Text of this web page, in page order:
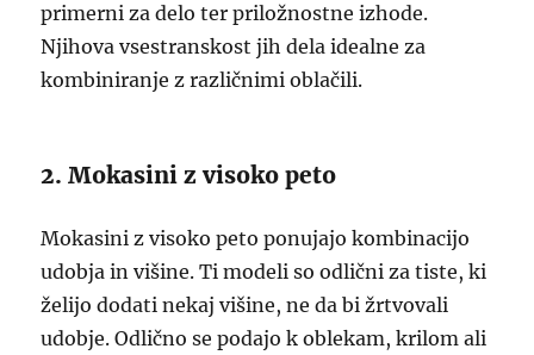
primerni za delo ter priložnostne izhode.
Njihova vsestranskost jih dela idealne za
kombiniranje z različnimi oblačili.
2. Mokasini z visoko peto
Mokasini z visoko peto ponujajo kombinacijo
udobja in višine. Ti modeli so odlični za tiste, ki
želijo dodati nekaj višine, ne da bi žrtvovali
udobje. Odlično se podajo k oblekam, krilom ali